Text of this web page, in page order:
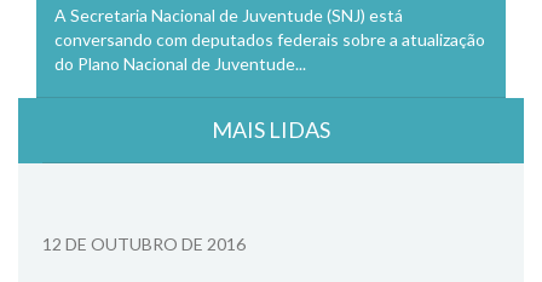
A Secretaria Nacional de Juventude (SNJ) está
conversando com deputados federais sobre a atualização
do Plano Nacional de Juventude...
MAIS LIDAS
12 DE OUTUBRO DE 2016